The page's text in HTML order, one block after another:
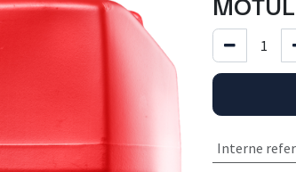
Interne